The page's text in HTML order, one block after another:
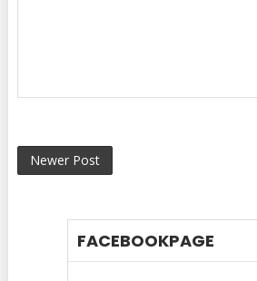
Newer Post
FACEBOOKPAGE